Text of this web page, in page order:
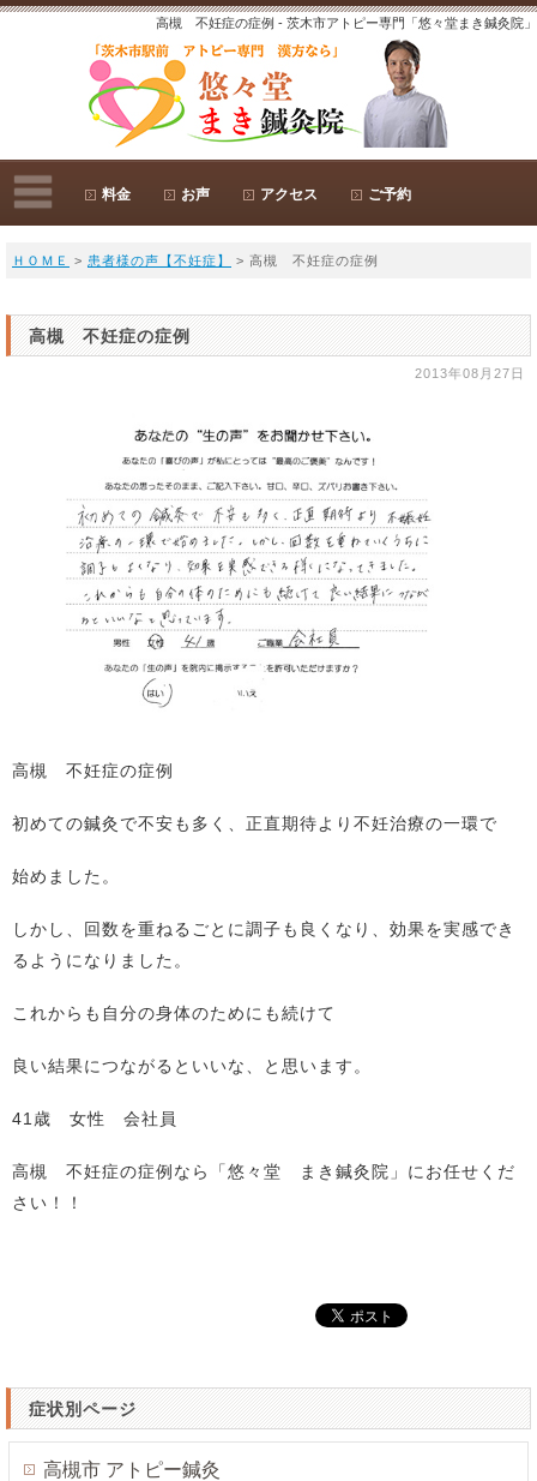
高槻 不妊症の症例 - 茨木市アトピー専門「悠々堂まき鍼灸院」
料金 お声 アクセス ご予約
ＨＯＭＥ > 患者様の声【不妊症】 > 高槻 不妊症の症例
高槻 不妊症の症例
2013年08月27日
高槻 不妊症の症例
初めての鍼灸で不安も多く、正直期待より不妊治療の一環で
始めました。
しかし、回数を重ねるごとに調子も良くなり、効果を実感でき
るようになりました。
これからも自分の身体のためにも続けて
良い結果につながるといいな、と思います。
41歳 女性 会社員
高槻 不妊症の症例なら「悠々堂 まき鍼灸院」にお任せくだ
さい！！
症状別ページ
高槻市 アトピー鍼灸